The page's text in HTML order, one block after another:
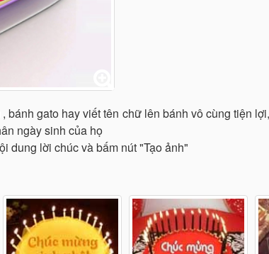
gato hay viết tên chữ lên bánh vô cùng tiện
ngày sinh của họ
dung lời chúc và bấm nút "Tạo ảnh"